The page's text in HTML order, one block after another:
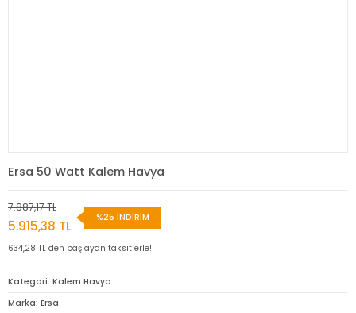
Ersa 50 Watt Kalem Havya
7.887,17 TL
5.915,38 TL
%25 İNDİRİM
634,28 TL den başlayan taksitlerle!
Kategori Kalem Havya
Marka Ersa